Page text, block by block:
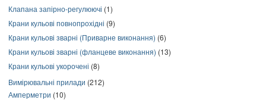
Клапана запірно-регулюючі (1)
Крани кульові повнопрохідні (9)
Крани кульові зварні (Приварне виконання) (6)
Крани кульові зварні (фланцеве виконання) (13)
Крани кульові укорочені (8)
Вимірювальні прилади (212)
Амперметри (10)